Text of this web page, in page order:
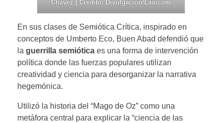
Chávez | Crédito: Divulgación/Lauicom
En sus clases de Semiótica Crítica, inspirado en
conceptos de Umberto Eco, Buen Abad defendió que
la guerrilla semiótica es una forma de intervención
política donde las fuerzas populares utilizan
creatividad y ciencia para desorganizar la narrativa
hegemónica.
Utilizó la historia del “Mago de Oz” como una
metáfora central para explicar la “ciencia de las